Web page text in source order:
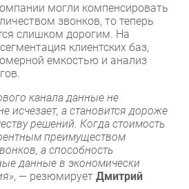
могли компенсировать
звонков, то теперь
слишком дорогим. На
клиентских баз,
емкостью и анализ
канала данные не
исчезает, а становится дороже
решений. Когда стоимость
преимуществом
а способность
данные в экономически
, — резюмирует Дмитрий